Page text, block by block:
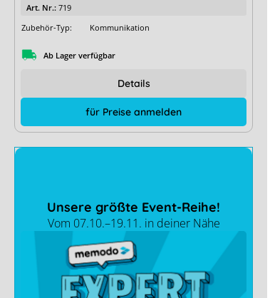
Art. Nr.: 719
Zubehör-Typ:
Kommunikation
Ab Lager verfügbar
für Preise anmelden
Details
Unsere größte Event-Reihe!
Vom 07.10.–19.11. in deiner Nähe